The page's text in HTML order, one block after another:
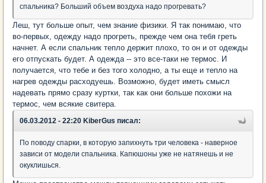
спальника? Больший объем воздуха надо прогревать?
Леш, тут больше опыт, чем знание физики. Я так понимаю, что
во-первых, одежду надо прогреть, прежде чем она тебя греть
начнет. А если спальник тепло держит плохо, то он и от одежды
его отпускать будет. А одежда -- это все-таки не термос. И
получается, что тебе и без того холодно, а ты еще и тепло на
нагрев одежды расходуешь. Возможно, будет иметь смысл
надевать прямо сразу куртки, так как они больше похожи на
термос, чем всякие свитера.
06.03.2012 - 22:20 KiberGus писал:
По поводу спарки, в которую запихнуть три человека - наверное
зависи от модели спальника. Капюшоны уже не натянешь и не
окуклишься.